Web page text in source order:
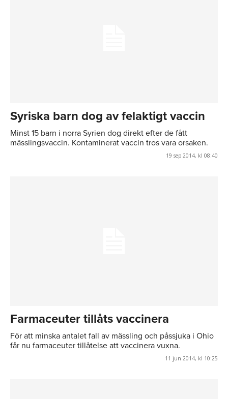
Syriska barn dog av felaktigt vaccin
Minst 15 barn i norra Syrien dog direkt efter de fått
mässlingsvaccin. Kontaminerat vaccin tros vara orsaken.
19 sep 2014, kl 08:40
Farmaceuter tillåts vaccinera
För att minska antalet fall av mässling och påssjuka i Ohio
får nu farmaceuter tillåtelse att vaccinera vuxna.
11 jun 2014, kl 10:25